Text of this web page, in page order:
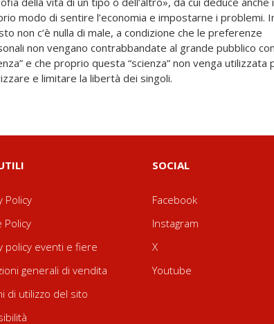
e limitare la libertà dei singoli.
Policy
Policy
policy eventi e fiere
generali di vendita
di utilizzo del sito
SOCIAL
Facebook
Instagram
X
Youtube